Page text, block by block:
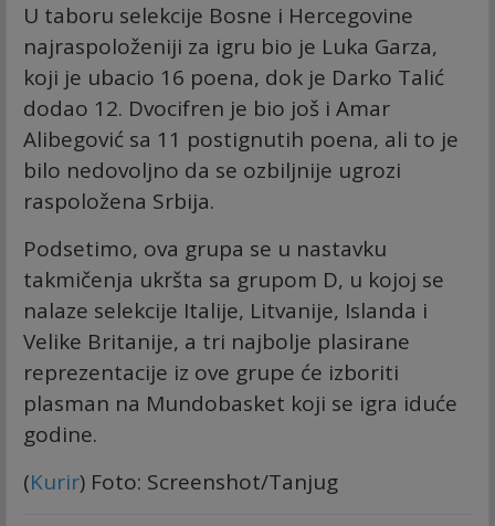
U taboru selekcije Bosne i Hercegovine
najraspoloženiji za igru bio je Luka Garza,
koji je ubacio 16 poena, dok je Darko Talić
dodao 12. Dvocifren je bio još i Amar
Alibegović sa 11 postignutih poena, ali to je
bilo nedovoljno da se ozbiljnije ugrozi
raspoložena Srbija.
Podsetimo, ova grupa se u nastavku
takmičenja ukršta sa grupom D, u kojoj se
nalaze selekcije Italije, Litvanije, Islanda i
Velike Britanije, a tri najbolje plasirane
reprezentacije iz ove grupe će izboriti
plasman na Mundobasket koji se igra iduće
godine.
(Kurir) Foto: Screenshot/Tanjug